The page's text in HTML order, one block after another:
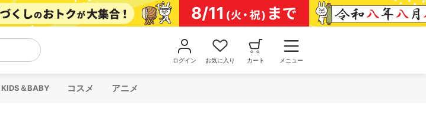
ログイン お気に入り カート メニュー
KIDS＆BABY コスメ アニメ